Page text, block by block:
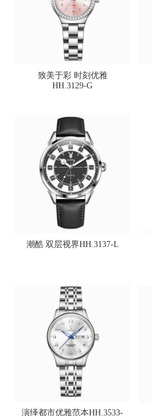
致美于彩 时刻优雅
HH.3129-G
潮酷 双层视界HH.3137-L
演绎都市优雅范本HH.3533-